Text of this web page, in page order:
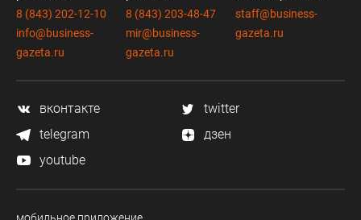
8 (843) 202-12-10
info@business-
gazeta.ru
8 (843) 203-48-47
mir@business-
gazeta.ru
staff@business-
gazeta.ru
вконтакте
twitter
telegram
дзен
youtube
мобильное приложение